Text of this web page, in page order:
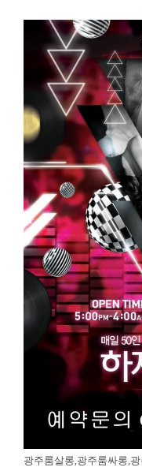
광주룸살롱,광주룸싸롱,